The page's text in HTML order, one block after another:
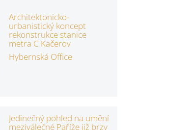
Architektonicko-
urbanistický koncept
rekonstrukce stanice
metra C Kačerov
Hybernská Office
Jedinečný pohled na umění
meziválečné Paříže již brzy